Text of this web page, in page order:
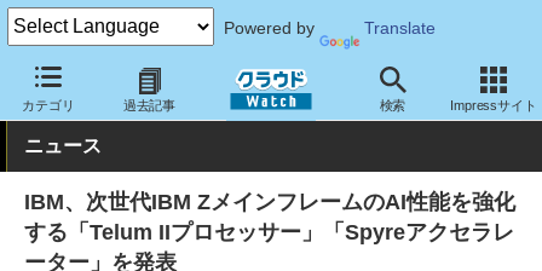
Powered by Translate
カテゴリ 過去記事 検索 Impressサイト
クラウド Watch ハード・インフラ ハードウェア サーバー
ニュース
IBM、次世代IBM ZメインフレームのAI性能を強化
する「Telum IIプロセッサー」「Spyreアクセラレ
ーター」を発表